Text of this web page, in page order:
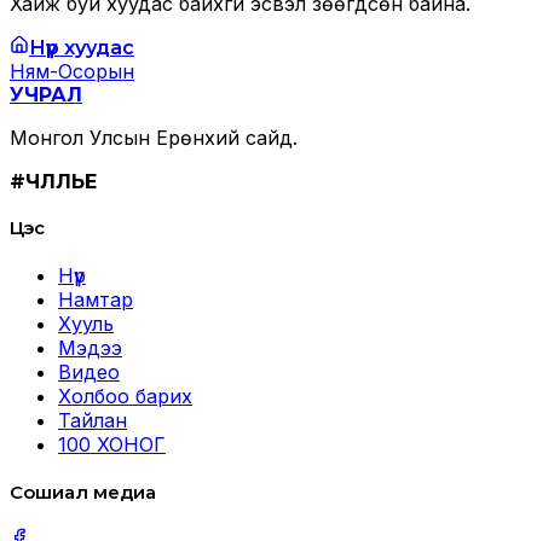
Нүүр хуудас
Ням-Осорын
УЧРАЛ
Монгол Улсын Ерөнхий сайд.
#ЧӨЛӨӨЛЬЕ
Цэс
Нүүр
Намтар
Хууль
Мэдээ
Видео
Холбоо барих
Тайлан
100 ХОНОГ
Сошиал медиа